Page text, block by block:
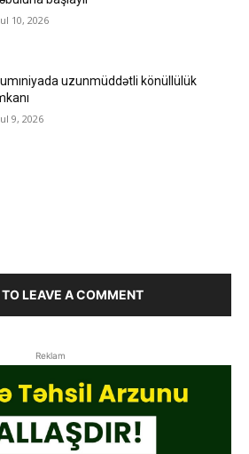
10, 2026
uzunmüddətli könüllülük
9, 2026
LEAVE A COMMENT
Reklam